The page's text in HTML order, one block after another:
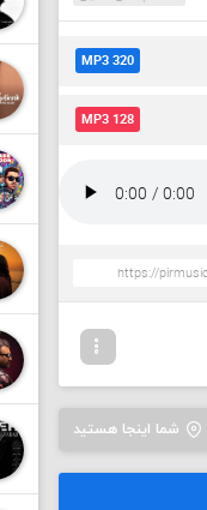
MP3 320
MP3 128
شما اینجا هستید